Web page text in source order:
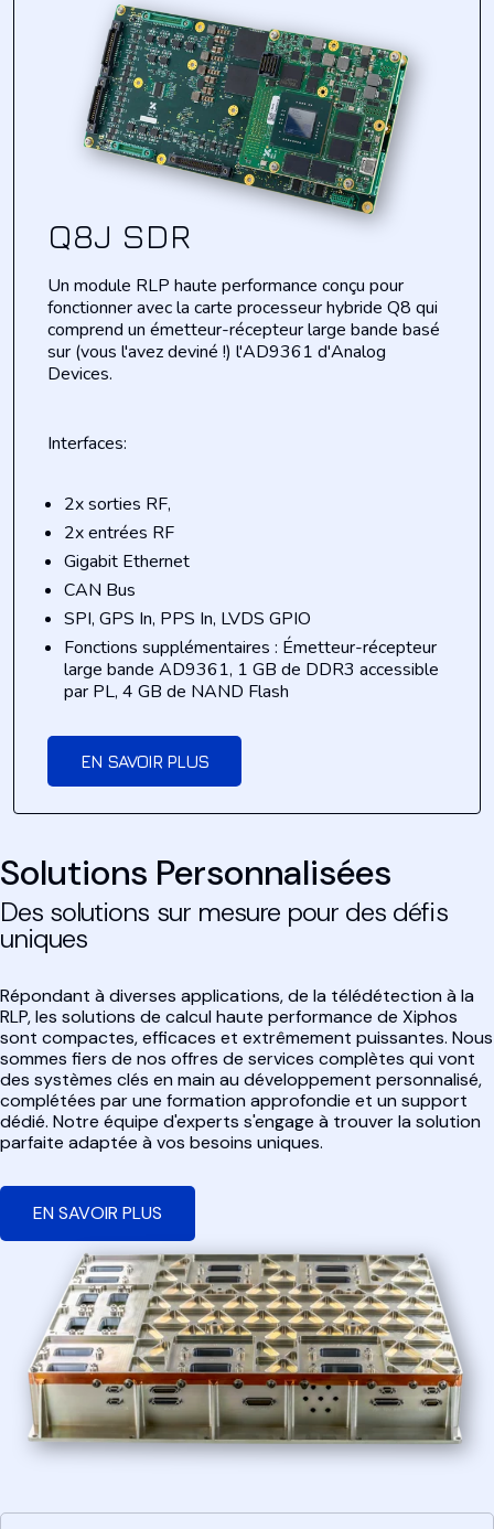
Q8J SDR
Un module RLP haute performance conçu pour
fonctionner avec la carte processeur hybride Q8 qui
comprend un émetteur-récepteur large bande basé
sur (vous l'avez deviné !) l'AD9361 d'Analog
Devices.
Interfaces:
2x sorties RF,
2x entrées RF
Gigabit Ethernet
CAN Bus
SPI, GPS In, PPS In, LVDS GPIO
Fonctions supplémentaires : Émetteur-récepteur
large bande AD9361, 1 GB de DDR3 accessible
par PL, 4 GB de NAND Flash
EN SAVOIR PLUS
Solutions Personnalisées
Des solutions sur mesure pour des défis
uniques
Répondant à diverses applications, de la télédétection à la
RLP, les solutions de calcul haute performance de Xiphos
sont compactes, efficaces et extrêmement puissantes. Nous
sommes fiers de nos offres de services complètes qui vont
des systèmes clés en main au développement personnalisé,
complétées par une formation approfondie et un support
dédié. Notre équipe d'experts s'engage à trouver la solution
parfaite adaptée à vos besoins uniques.
EN SAVOIR PLUS